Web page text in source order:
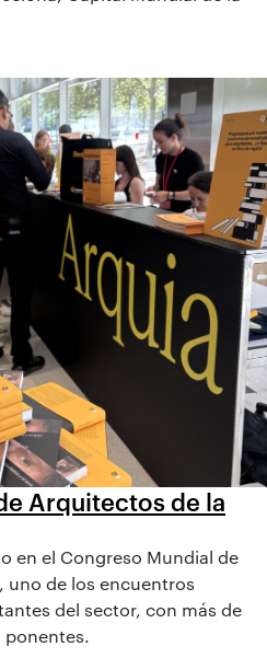
Arquitectos de la
en el Congreso Mundial de
uno de los encuentros
del sector, con más de